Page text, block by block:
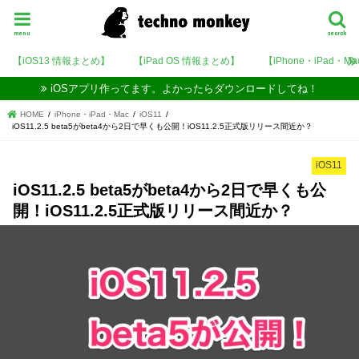
search
menu
【iOS13 情報まとめ】 【iPad OS 情報まとめ】 【iPhone・iPad・
iOSアプリ作ってます。よかったらダウンロードしてね！
HOME iPhone・iPad・Mac
iOS11
iOS11.2.5 beta5がbeta4から2日で早くも公開！iOS11.2.5正式版リリース間近か？
iOS11
iOS11.2.5 beta5がbeta4から2日で早くも公
開！iOS11.2.5正式版リリース間近か？